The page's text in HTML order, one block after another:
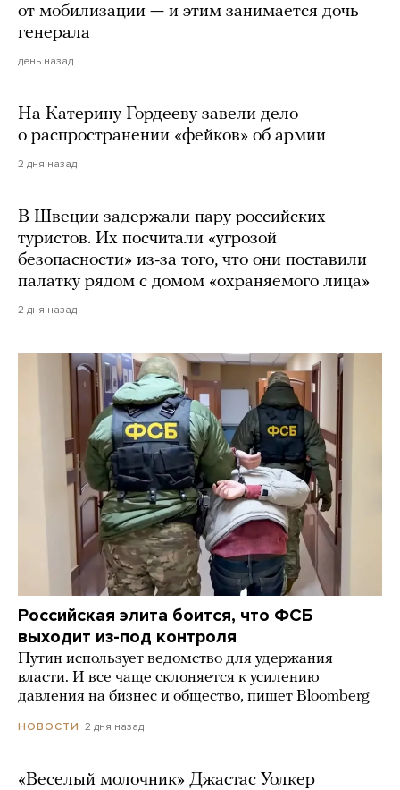
от мобилизации — и этим занимается дочь
генерала
день назад
На Катерину Гордееву завели дело
о распространении «фейков» об армии
2 дня назад
В Швеции задержали пару российских
туристов. Их посчитали «угрозой
безопасности» из-за того, что они поставили
палатку рядом с домом «охраняемого лица»
2 дня назад
Российская элита боится, что ФСБ
выходит из-под контроля
Путин использует ведомство для удержания
власти. И все чаще склоняется к усилению
давления на бизнес и общество, пишет Bloomberg
НОВОСТИ 2 дня назад
«Веселый молочник» Джастас Уолкер